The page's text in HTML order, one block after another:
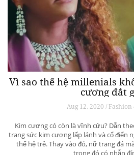
Vì sao thế hệ millenials
cương đắt
Aug 12, 2020 /
Kim cương có còn là vĩnh cửu? Dẫn
trang sức kim cương lấp lánh và cổ điển
thế hệ trẻ. Thay vào đó, nữ trang đá
trong đó có nhẫn